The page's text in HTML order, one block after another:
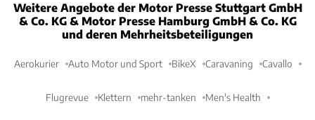
Weitere Angebote der Motor Presse Stuttgart GmbH
& Co. KG & Motor Presse Hamburg GmbH & Co. KG
und deren Mehrheitsbeteiligungen
Aerokurier Auto Motor und Sport BikeX Caravaning Cavallo
Flugrevue Klettern mehr-tanken Men's Health